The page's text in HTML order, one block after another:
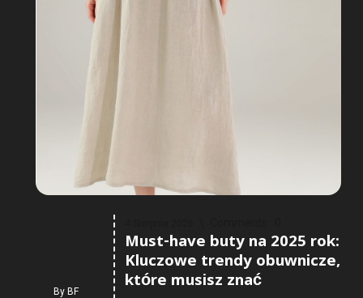
ByBF
Must-have buty na 2025 rok:
Kluczowe trendy obuwnicze,
które musisz znać